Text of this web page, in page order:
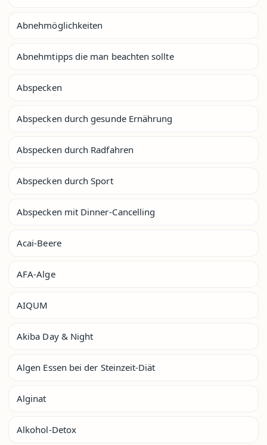
Abnehmöglichkeiten
Abnehmtipps die man beachten sollte
Abspecken
Abspecken durch gesunde Ernährung
Abspecken durch Radfahren
Abspecken durch Sport
Abspecken mit Dinner-Cancelling
Acai-Beere
AFA-Alge
AIQUM
Akiba Day & Night
Algen Essen bei der Steinzeit-Diät
Alginat
Alkohol-Detox